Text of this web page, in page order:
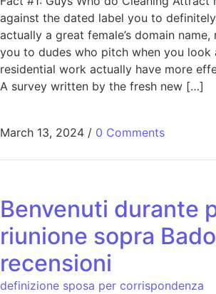
against the dated label you to
actually a great female’s domain
you to dudes who pitch when you look
residential work actually have more
A survey written by the fresh new […]
March 13, 2024 / 0 Comments
Benvenuti durante
riunione sopra
recensioni
definizione sposa per corrispondenza